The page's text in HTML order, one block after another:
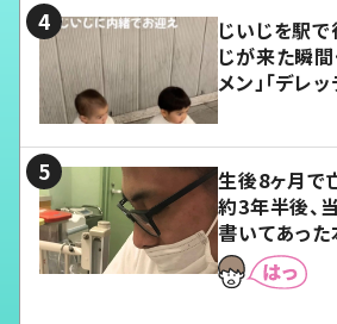
じいじを駅
じが来た瞬間
メン」「デレ
生後8ヶ月で
約3年半後、
書いてあっ